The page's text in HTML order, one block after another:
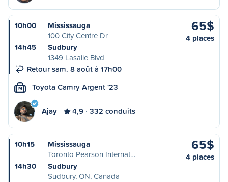
10h00
Mississauga
100 City Centre Dr
14h45
Sudbury
1349 Lasalle Blvd
Retour sam. 8 août à 17h00
65$
4 places
M Toyota Camry Argent '23
Ajay 4,9 332 conduits
10h15
Mississauga
Toronto Pearson Internat…
14h30
Sudbury
Sudbury, ON, Canada
65$
4 places